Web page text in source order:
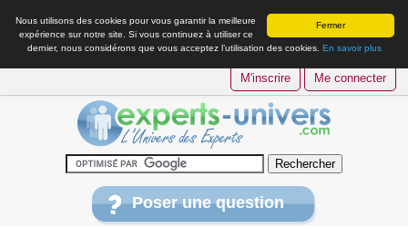
Fermer
Nous utilisons des cookies pour vous garantir la meilleure
expérience sur notre site. Si vous continuez à utiliser ce
dernier, nous considérons que vous acceptez l’utilisation des cookies. En savoir plus
M'inscrire Me connecter
Poser une question